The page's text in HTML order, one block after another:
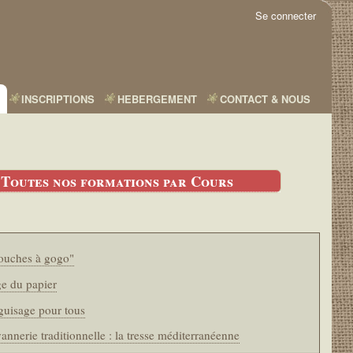
Se connecter
INSCRIPTIONS HEBERGEMENT CONTACT & NOUS
Toutes nos formations par Cours
à gogo"
du papier
pour tous
traditionnelle : la tresse méditerranéenne